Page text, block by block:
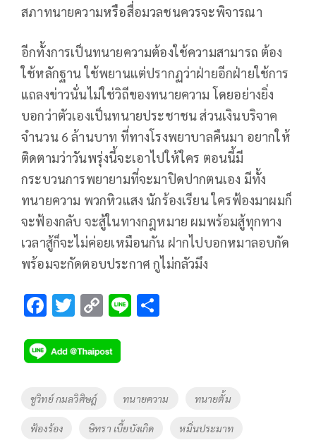
สภาทนายความหรือสื่อมวลชนควรจะพิจารณา
อีกทั้งการเป็นทนายความต้องใช้ความสามารถ ต้อง
ใช้หลักฐาน ใช้พยานแต่ปรากฏว่าฝ่ายอีกฝ่ายใช้การ
แถลงข่าวนั่นไม่ใช่วิถีของทนายความ โดยอย่างยิ่ง
บอกว่าตัวเองเป็นทนายประชาชน ส่วนเงินบริจาค
จำนวน 6 ล้านบาท ที่ทางโรงพยาบาลคืนมา อยากให้
ติดตามว่าวันพรุ่งนี้จะเอาไปให้ใคร ตอนนี้มี
กระบวนการพยายามที่จะมาปิดปากตนเอง มีทั้ง
ทนายความ พวกหิวแสง นักร้องเรียน ใครฟ้องมาผมก็
จะฟ้องกลับ จะสู้ในทางกฎหมาย ผมพร้อมสู้ทุกทาง
เวลาสู้ก็จะไม่ค่อยเหมือนกัน ฝากไปบอกหมาลอบกัด
พร้อมจะกัดตอบประกาศ กูไม่กลัวมึง
F
e
b
o
o
T
tt
er
C
p
y
Li
Tags
ชูวิทย์ กมลวิศิษฎ์ ทนายความ ทนายตั้ม
ฟ้องร้อง ษิทรา เบี้ยบังเกิด หมิ่นประมาท